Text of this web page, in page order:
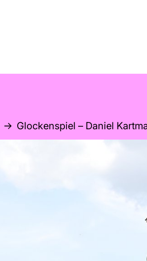
Glockenspiel – Daniel